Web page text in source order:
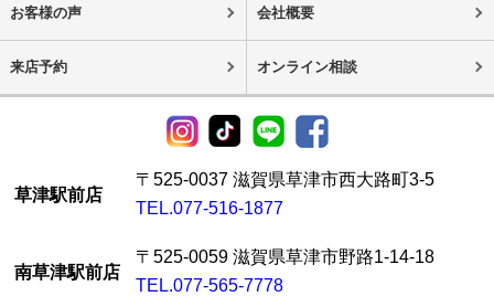
お客様の声 会社概要
来店予約 オンライン相談
草津駅前店
〒525-0037 滋賀県草津市西大路町3-5
TEL.077-516-1877
南草津駅前店
〒525-0059 滋賀県草津市野路1-14-18
TEL.077-565-7778